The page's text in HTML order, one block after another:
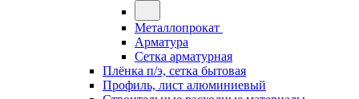
Металлопрокат
Арматура
Сетка арматурная
Плёнка п/э, сетка бытовая
Профиль, лист алюминиевый